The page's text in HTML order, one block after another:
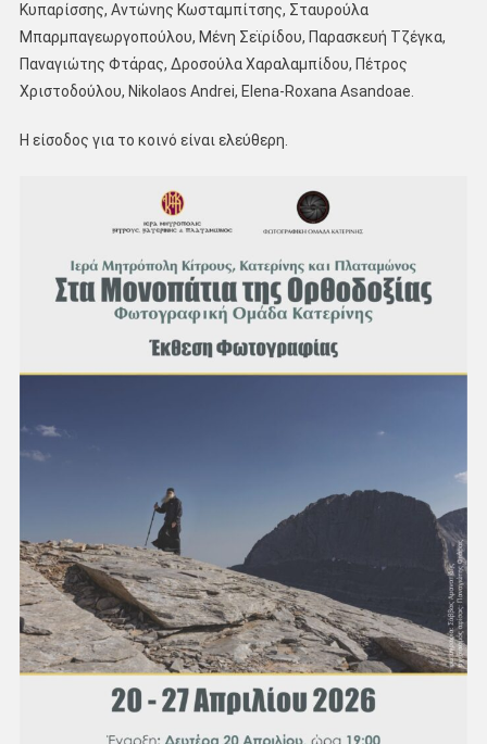
Κυπαρίσσης, Αντώνης Κωσταμπίτσης, Σταυρούλα
Μπαρμπαγεωργοπούλου, Μένη Σεϊρίδου, Παρασκευή Τζέγκα,
Παναγιώτης Φτάρας, Δροσούλα Χαραλαμπίδου, Πέτρος
Χριστοδούλου, Nikolaos Andrei, Elena-Roxana Asandoae.
Η είσοδος για το κοινό είναι ελεύθερη.